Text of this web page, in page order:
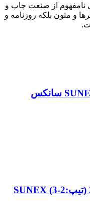
نامفهوم از صنعت چاپ و
و متون بلکه روزنامه و
واشر سرسیلندر استاندارد پژو 206 (تیپ:2-3) SUNEX